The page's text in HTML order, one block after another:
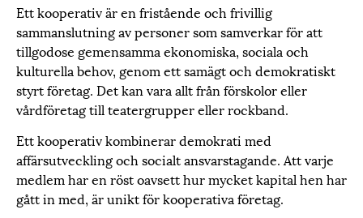
Ett kooperativ är en fristående och frivillig
sammanslutning av personer som samverkar för att
tillgodose gemensamma ekonomiska, sociala och
kulturella behov, genom ett samägt och demokratiskt
styrt företag. Det kan vara allt från förskolor eller
vårdföretag till teatergrupper eller rockband.
Ett kooperativ kombinerar demokrati med
affärsutveckling och socialt ansvarstagande. Att varje
medlem har en röst oavsett hur mycket kapital hen har
gått in med, är unikt för kooperativa företag.